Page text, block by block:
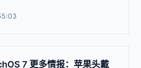
7 更多情报：苹果头戴